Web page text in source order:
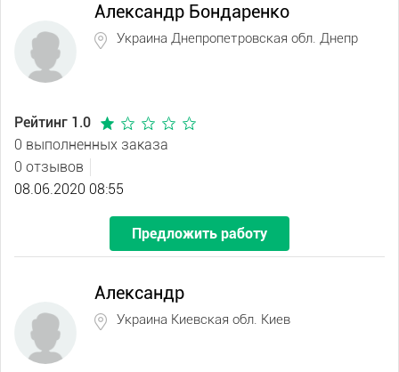
Александр Бондаренко
Украина Днепропетровская обл. Днепр
Рейтинг 1.0
0 выполненных заказа
0 отзывов
08.06.2020 08:55
Предложить работу
Александр
Украина Киевская обл. Киев